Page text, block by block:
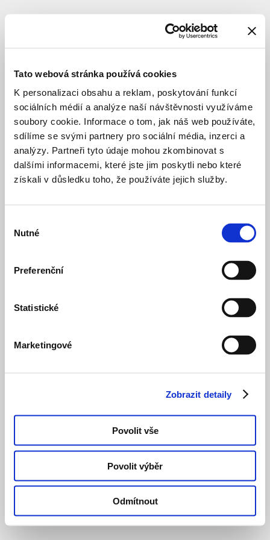
Tato webová stránka používá cookies
K personalizaci obsahu a reklam, poskytování funkcí
sociálních médií a analýze naší návštěvnosti využíváme
soubory cookie. Informace o tom, jak náš web používáte,
sdílíme se svými partnery pro sociální média, inzerci a
analýzy. Partneři tyto údaje mohou zkombinovat s
dalšími informacemi, které jste jim poskytli nebo které
získali v důsledku toho, že používáte jejich služby.
souhlasu
Nutné
Preferenční
Statistické
Marketingové
Zobrazit detaily
Povolit vše
Povolit výběr
Odmítnout